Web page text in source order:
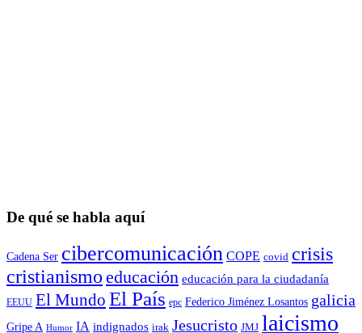
De qué se habla aquí
Cadena Ser cibercomunicación COPE covid crisis
cristianismo educación educación para la ciudadaní­a
EEUU El Mundo El País epc Federico Jiménez Losantos galicia
Gripe A Humor IA indignados irak Jesucristo JMJ laicismo